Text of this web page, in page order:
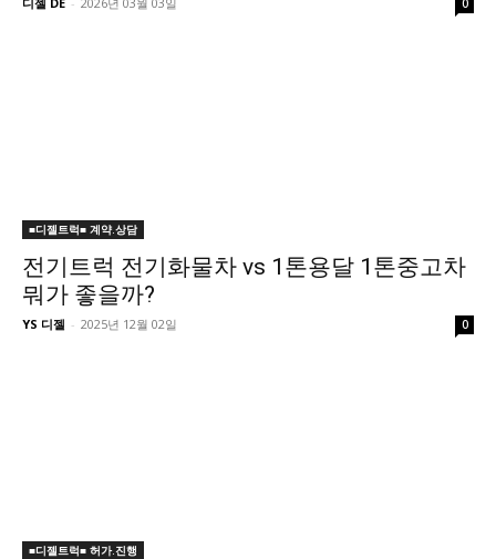
0
■디젤트럭■ 계약.상담
전기트럭 전기화물차 vs 1톤용달 1톤중고차
뭐가 좋을까?
YS 디젤 - 2025년 12월 02일 0
■디젤트럭■ 허가.진행